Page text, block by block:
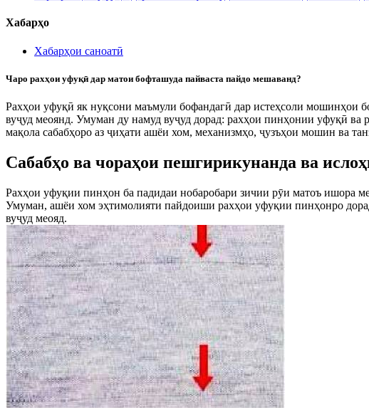
Хабарҳо
Хабарҳои саноатӣ
Чаро рахҳои уфуқӣ дар матои бофташуда пайваста пайдо мешаванд?
Рахҳои уфуқӣ як нуқсони маъмули бофандагӣ дар истеҳсоли мошинҳои
вуҷуд меоянд. Умуман ду намуд вуҷуд дорад: рахҳои пинҳонии уфуқӣ
мақола сабабҳоро аз ҷиҳати ашёи хом, механизмҳо, ҷузъҳои мошин ва
Сабабҳо ва чораҳои пешгирикунанда ва
Рахҳои уфуқии пинҳон ба падидаи нобаробари зичии рӯи матоъ ишора
Умуман, ашёи хом эҳтимолияти пайдоиши рахҳои уфуқии пинҳонро
вуҷуд меояд.